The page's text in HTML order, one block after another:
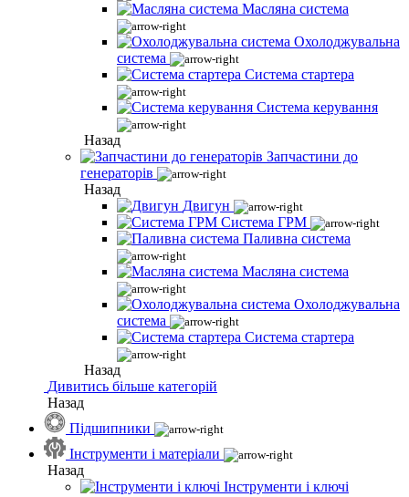
Масляна система
Охолоджувальна
система
Система стартера
Система керування
Назад
Запчастини до
генераторів
Назад
Двигун
Система ГРМ
Паливна система
Масляна система
Охолоджувальна
система
Система стартера
Назад
Дивитись більше категорій
Назад
Підшипники
Інструменти і матеріали
Назад
Інструменти і ключі